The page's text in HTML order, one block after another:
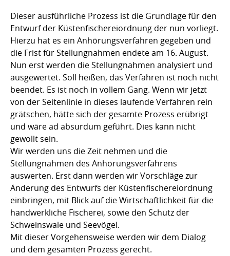
Dieser ausführliche Prozess ist die Grundlage für den
Entwurf der Küstenfischereiordnung der nun vorliegt.
Hierzu hat es ein Anhörungsverfahren gegeben und
die Frist für Stellungnahmen endete am 16. August.
Nun erst werden die Stellungnahmen analysiert und
ausgewertet. Soll heißen, das Verfahren ist noch nicht
beendet. Es ist noch in vollem Gang. Wenn wir jetzt
von der Seitenlinie in dieses laufende Verfahren rein
grätschen, hätte sich der gesamte Prozess erübrigt
und wäre ad absurdum geführt. Dies kann nicht
gewollt sein.
Wir werden uns die Zeit nehmen und die
Stellungnahmen des Anhörungsverfahrens
auswerten. Erst dann werden wir Vorschläge zur
Änderung des Entwurfs der Küstenfischereiordnung
einbringen, mit Blick auf die Wirtschaftlichkeit für die
handwerkliche Fischerei, sowie den Schutz der
Schweinswale und Seevögel.
Mit dieser Vorgehensweise werden wir dem Dialog
und dem gesamten Prozess gerecht.